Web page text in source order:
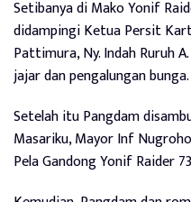
Setibanya di Mako Yonif
didampingi Ketua Persit
Pattimura, Ny. Indah Ruruh
jajar dan pengalungan bunga.
Setelah itu Pangdam
Masariku, Mayor Inf
Pela Gandong Yonif Raider